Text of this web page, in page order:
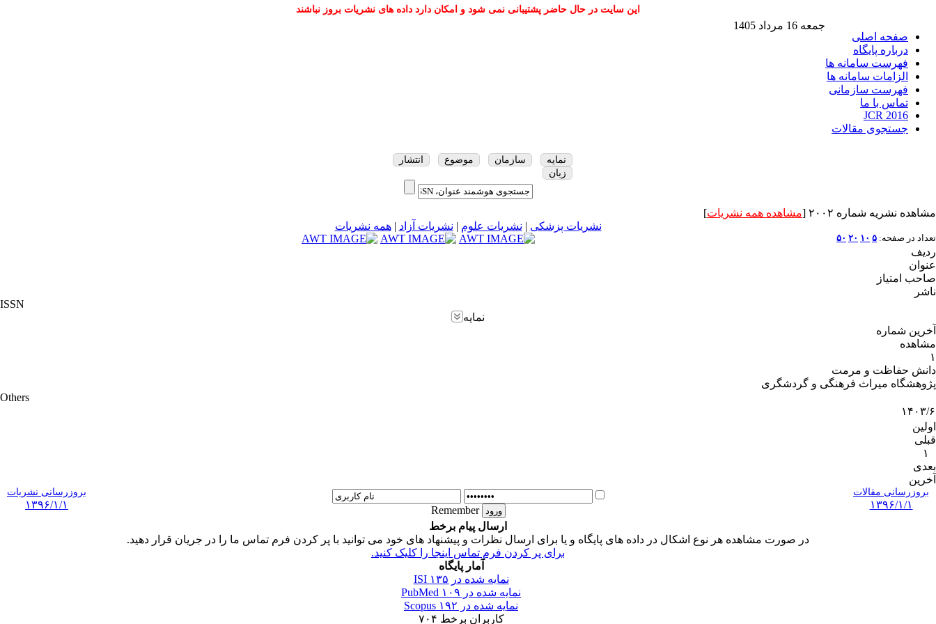
این سایت در حال حاضر پشتیبانی نمی شود و امکان دارد داده های نشریات بروز نباشند
صفحه اصلی
درباره پایگاه
فهرست سامانه ها
الزامات سامانه ها
فهرست سازمانی
تماس با ما
JCR 2016
جستجوی مقالات
جمعه 16 مرداد 1405
نمایه سازمان موضوع
انتشار
زبان
مشاهده نشریه شماره ۲۰۰۲ [ مشاهده همه نشریات]
نشریات پزشکی | نشریات علوم | نشریات آزاد |همه نشریات
تعداد در صفحه: ۵ ۱۰ ۲۰ ۵۰
ردیف
عنوان
صاحب امتیاز
ناشر
ISSN
نمایه
آخرین شماره
مشاهده
۱
دانش حفاظت و مرمت
پژوهشگاه میراث فرهنگی و گردشگری
Others
۱۴۰۳/۶
اولین
قبلی
۱
بعدی
آخرین
بروزرسانی نشریات
۱۳۹۶/۱/۱
بروزرسانی مقالات
۱۳۹۶/۱/۱
Remember
ارسال پیام برخط
در صورت مشاهده هر نوع اشکال در داده های پایگاه و یا برای ارسال نظرات و پیشنهاد های خود می توانید با پر کردن فرم تماس ما را در جریان قرار دهید.
برای پر کردن فرم تماس اینجا را کلیک کنید.
آمار پایگاه
نمایه شده در ISI ۱۳۵
نمایه شده در PubMed ۱۰۹
نمایه شده در Scopus ۱۹۲
کاربران برخط ۷۰۴